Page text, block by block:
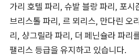
가리 호텔 파리, 슈발 블랑 파리, 포시
브리스톨 파리, 르 뫼리스, 만다린 오
리, 샹그릴라 파리, 더 페닌슐라 파리
팰리스 등급을 유지하고 있습니다.